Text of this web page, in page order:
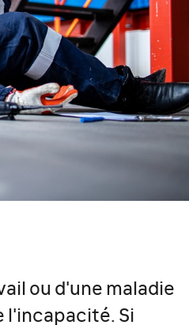
ou d'une maladie
l'incapacité. Si